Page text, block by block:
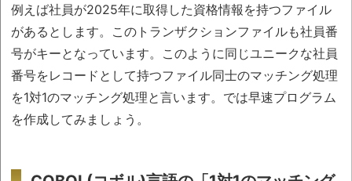
例えば社員が2025年に取得した資格情報を持つファイル
があるとします。このトランザクションファイルも社員番
号がキーとなっています。このように同じユニークな社員
番号をレコードとして持つファイル同士のマッチング処理
を1対1のマッチング処理と言います。では早速プログラム
を作成してみましょう。